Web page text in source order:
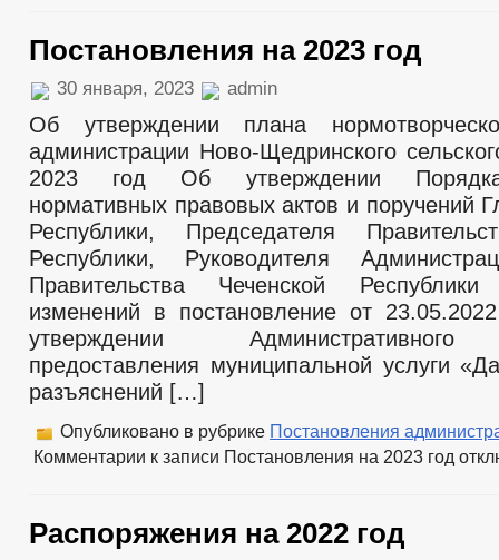
Постановления на 2023 год
30 января, 2023 admin
Об утверждении плана
администрации Ново-Щедринского
2023 год Об утверждении
нормативных правовых актов и поручений
Республики, Председателя
Республики, Руководителя
Правительства Чеченской
изменений в постановление от
утверждении Административного
предоставления муниципальной услуги
разъяснений […]
Опубликовано в рубрике Постановления
Комментарии к записи Постановления на 2023 год
Распоряжения на 2022 год